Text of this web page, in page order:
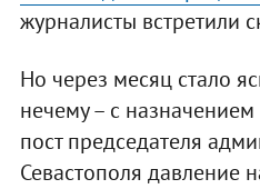
журналисты встретили
Но через месяц стало
нечему – с
пост председателя
Севастополя давление